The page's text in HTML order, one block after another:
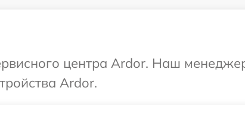
центра Ardor. Наш
Ardor.